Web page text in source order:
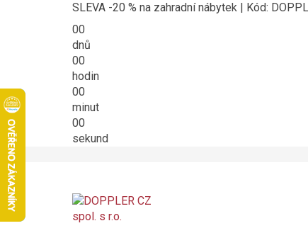
SLEVA -20 % na zahradní nábytek | Kód:
00
dnů
00
hodin
00
minut
00
sekund